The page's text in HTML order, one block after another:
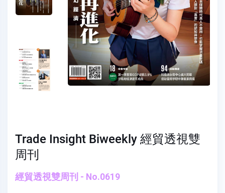
Trade Insight Biweekly 經貿透視雙
周刊
經貿透視雙周刊 - No.0619